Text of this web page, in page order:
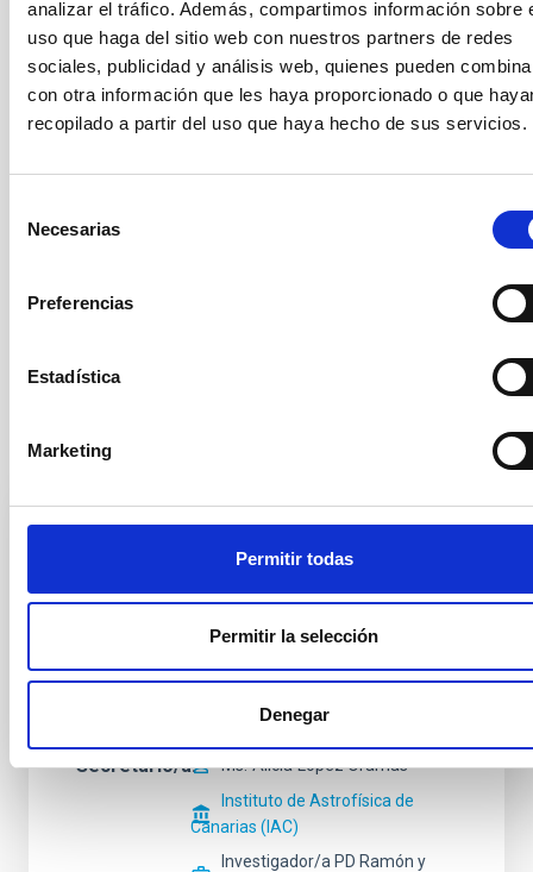
analizar el tráfico. Además, compartimos información sobre
uso que haga del sitio web con nuestros partners de redes
sociales, publicidad y análisis web, quienes pueden
con otra información que les haya proporcionado o que
recopilado a partir del uso que haya hecho de sus servicios.
Necesarias
Preferencias
Estadística
Marketing
Permitir todas
Permitir la selección
Denegar
para la Contratación de Investigadores" adoptada por La
Comisión Europea. Asimismo, el IAC se alinea con la "Estrategia
de Recursos Humanos para Investigadores" (HRS4R)
promovida por la Comisión Europea para apoyar la
implementación de la Carta Europea de Investigadores y el
para más información sobre los aspectos científicos
Almeida (jorge.sanchez.almeida at iac.es
Tribunal titular
Mr. Jesús
Falcón Barroso
Investigador/a Científico/a
OPIS
Secretario/a Ms. Alicia López Oramas
Instituto de Astrofísica de
Canarias (IAC)
Investigador/a PD Ramón y